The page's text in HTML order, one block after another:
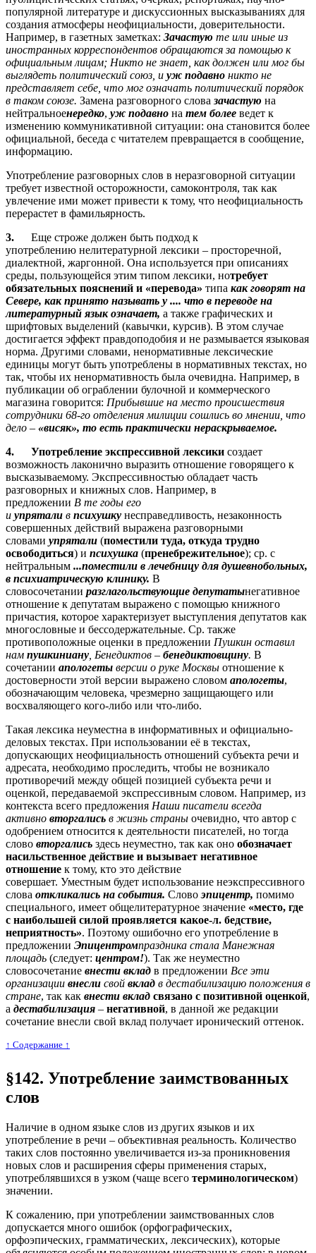
популярной литературе и дискуссионных высказываниях для
создания атмосферы неофициальности, доверительности.
Например, в газетных заметках: Зачастую те или иные из
иностранных корреспондентов обращаются за помощью к
официальным лицам; Никто не знает, как должен или мог бы
выглядеть политический союз, и уж подавно никто не
представляет себе, что мог означать политический порядок
в таком союзе. Замена разговорного слова зачастую на
нейтральноенередко, уж подавно на тем более ведет к
изменению коммуникативной ситуации: она становится более
официальной, беседа с читателем превращается в сообщение,
информацию.
Употребление разговорных слов в неразговорной ситуации
требует известной осторожности, самоконтроля, так как
увлечение ими может привести к тому, что неофициальность
перерастет в фамильярность.
3. Еще строже должен быть подход к
употреблению нелитературной лексики – просторечной,
диалектной, жаргонной. Она используется при описаниях
среды, пользующейся этим типом лексики, нотребует
обязательных пояснений и «перевода» типа как говорят на
Севере, как принято называть у .... что в переводе на
литературный язык означает, а также графических и
шрифтовых выделений (кавычки, курсив). В этом случае
достигается эффект правдоподобия и не размывается языковая
норма. Другими словами, ненормативные лексические
единицы могут быть употреблены в нормативных текстах, но
так, чтобы их ненормативность была очевидна. Например, в
публикации об ограблении булочной и коммерческого
магазина говорится: Прибывшие на место происшествия
сотрудники 68-го отделения милиции сошлись во мнении, что
дело – «висяк», то есть практически нераскрываемое.
4. Употребление экспрессивной лексики создает
возможность лаконично выразить отношение говорящего к
высказываемому. Экспрессивностью обладает часть
разговорных и книжных слов. Например, в
предложении В те годы его
и упрятали в психушку несправедливость, незаконность
совершенных действий выражена разговорными
словами упрятали (поместили туда, откуда трудно
освободиться) и психушка (пренебрежительное); ср. с
нейтральным ...поместили в лечебницу для душевнобольных,
в психиатрическую клинику. В
словосочетании разглагольствующие депутатынегативное
отношение к депутатам выражено с помощью книжного
причастия, которое характеризует выступления депутатов как
многословные и бессодержательные. Ср. также
противоположные оценки в предложении Пушкин оставил
нам пушкиниану , Бенедиктов – бенедиктовщину. В
сочетании апологеты версии о руке Москвы отношение к
достоверности этой версии выражено словом апологеты,
обозначающим человека, чрезмерно защищающего или
восхваляющего кого-либо или что-либо.
Такая лексика неуместна в информативных и официально-
деловых текстах. При использовании её в текстах,
допускающих неофициальность отношений субъекта речи и
адресата, необходимо проследить, чтобы не возникало
противоречий между общей позицией субъекта речи и
оценкой, передаваемой экспрессивным словом. Например, из
контекста всего предложения Наши писатели всегда
активно вторгались в жизнь страны очевидно, что автор с
одобрением относится к деятельности писателей, но тогда
слово вторгались здесь неуместно, так как оно обозначает
насильственное действие и вызывает негативное
отношение к тому, кто это действие
совершает. Уместным будет использование неэкспрессивного
слова откликались на события. Словоэпицентр, помимо
специального, имеет общелитературное значение «место, где
с наибольшей силой проявляется какое-л. бедствие,
неприятность». Поэтому ошибочно его употребление в
предложении Эпицентромпраздника стала Манежная
площадь (следует: центром!). Так же неуместно
словосочетание внести вклад в предложении Все эти
организации внесли свой вклад в дестабилизацию положения в
стране, так как внести вклад связано с позитивной оценкой,
а дестабилизация – негативной, в данной же редакции
сочетание внесли свой вклад получает иронический оттенок.
↑ Cодержание ↑
§142. Употребление заимствованных
слов
Наличие в одном языке слов из других языков и их
употребление в речи – объективная реальность. Количество
таких слов постоянно увеличивается из-за проникновения
новых слов и расширения сферы применения старых,
употреблявшихся в узком (чаще всего терминологическом)
значении.
К сожалению, при употреблении заимствованных слов
допускается много ошибок (орфографических,
орфоэпических, грамматических, лексических), которые